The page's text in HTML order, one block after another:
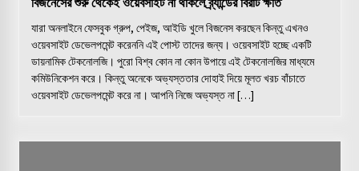
ল্যাপটপের কি-বোর্ড কাজ না করলে যা করবেন
যারা অনলাইনে ফেসবুক গ্রুপ, পেইজ, আইডি খুলে বিজনেস করছেন কিন্তু এখনও
ওয়েবসাইট ডেভেলপমেন্ট করেননি এই পোস্ট তাদের জন্য। ওয়েবসাইট হচ্ছে একটি
ডায়নামিক টেকনোলজি। পুরো বিশ্ব কোন না কোন উপায়ে এই টেকনোলজির মাধ্যমে
কমিউনিকেশন করে। কিন্তু অনেকে অভ্যস্ততার দোহাই দিয়ে মূলত খরচ বাঁচাতে
ওয়েবসাইট ডেভেলপমেন্ট করে না। আপনি নিজে অভ্যস্ত না […]